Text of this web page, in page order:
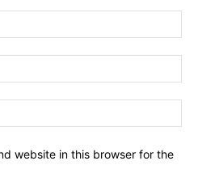
website in this browser for the